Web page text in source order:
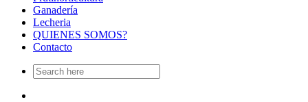
Ganadería
Lecheria
QUIENES SOMOS?
Contacto
Search
for: